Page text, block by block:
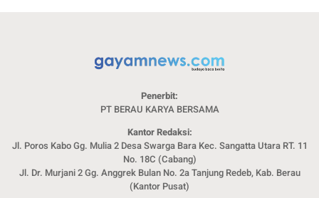
Penerbit:
PT BERAU KARYA BERSAMA
Kantor Redaksi:
Jl. Poros Kabo Gg. Mulia 2 Desa Swarga Bara Kec. Sangatta Utara RT. 11
No. 18C (Cabang)
Jl. Dr. Murjani 2 Gg. Anggrek Bulan No. 2a Tanjung Redeb, Kab. Berau
(Kantor Pusat)